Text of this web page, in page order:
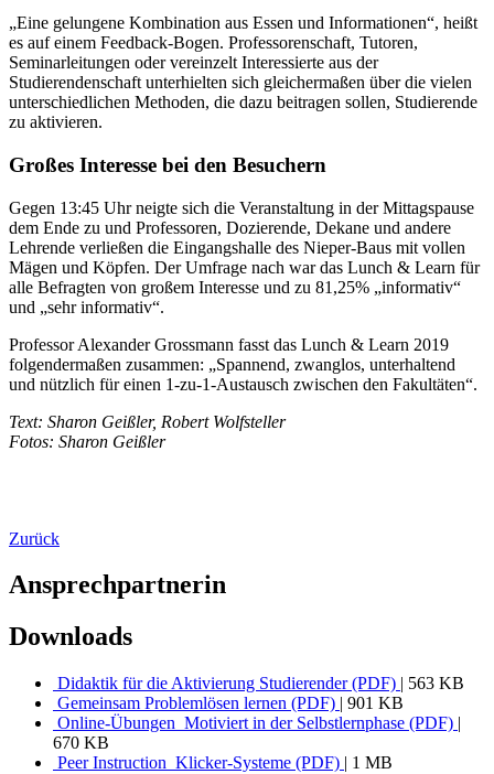
„Eine gelungene Kombination aus Essen und Informationen“, heißt
es auf einem Feedback-Bogen. Professorenschaft, Tutoren,
Seminarleitungen oder vereinzelt Interessierte aus der
Studierendenschaft unterhielten sich gleichermaßen über die vielen
unterschiedlichen Methoden, die dazu beitragen sollen, Studierende
zu aktivieren.
Großes Interesse bei den Besuchern
Gegen 13:45 Uhr neigte sich die Veranstaltung in der Mittagspause
dem Ende zu und Professoren, Dozierende, Dekane und andere
Lehrende verließen die Eingangshalle des Nieper-Baus mit vollen
Mägen und Köpfen. Der Umfrage nach war das Lunch & Learn für
alle Befragten von großem Interesse und zu 81,25% „informativ“
und „sehr informativ“.
Professor Alexander Grossmann fasst das Lunch & Learn 2019
folgendermaßen zusammen: „Spannend, zwanglos, unterhaltend
und nützlich für einen 1-zu-1-Austausch zwischen den Fakultäten“.
Text: Sharon Geißler, Robert Wolfsteller
Fotos: Sharon Geißler
Zurück
Ansprechpartnerin
Downloads
Didaktik für die Aktivierung Studierender (PDF) | 563 KB
Gemeinsam Problemlösen lernen (PDF) | 901 KB
Online-Übungen_Motiviert in der Selbstlernphase (PDF) |
670 KB
Peer Instruction_Klicker-Systeme (PDF) | 1 MB